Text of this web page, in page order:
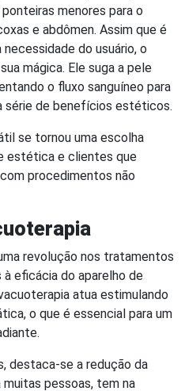
menores para o
e abdômen. Assim que é
do usuário, o
mágica. Ele suga a pele
o fluxo sanguíneo para
série de benefícios estéticos.
se tornou uma escolha
estética e clientes que
procedimentos não
revolução nos tratamentos
eficácia do aparelho de
atua estimulando
o que é essencial para um
destaca-se a redução da
pessoas, tem na